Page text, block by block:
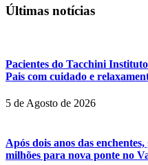
Últimas notícias
Pacientes do Tacchini
Pais com cuidado e
5 de Agosto de 2026
Após dois anos das
milhões para nova ponte no